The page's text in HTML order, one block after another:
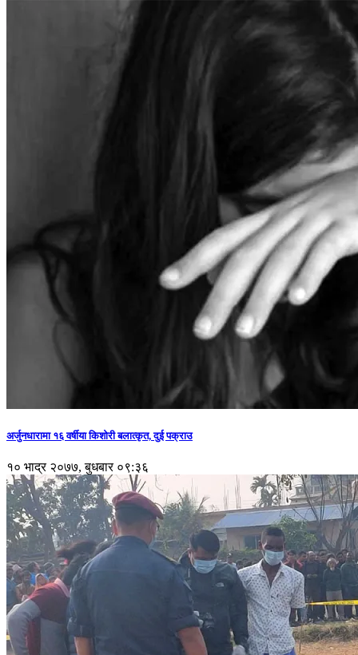
अर्जुनधारामा १६ वर्षीया किशोरी बलात्कृत, दुई पक्राउ
१० भाद्र २०७७, बुधबार ०९:३६